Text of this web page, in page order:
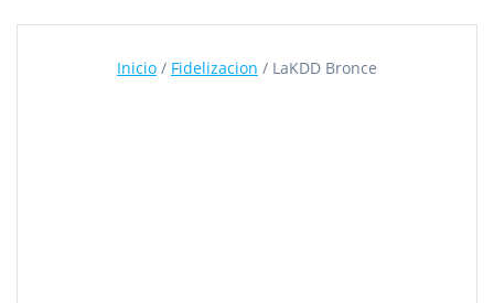
Inicio / Fidelizacion / LaKDD Bronce